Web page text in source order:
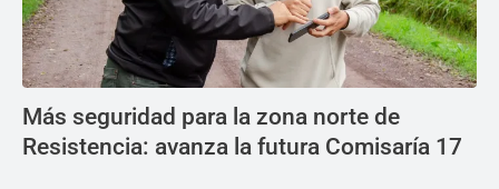
Más seguridad para la zona norte de
Resistencia: avanza la futura Comisaría 17